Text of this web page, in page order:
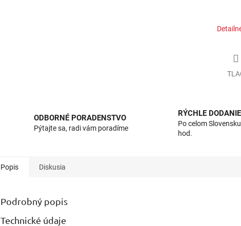
ODBORNÉ PORADENSTVO
Pýtajte sa, radi vám poradíme
RÝCHLE
Po celom
hod.
Popis Diskusia
Podrobný popis
Technické údaje